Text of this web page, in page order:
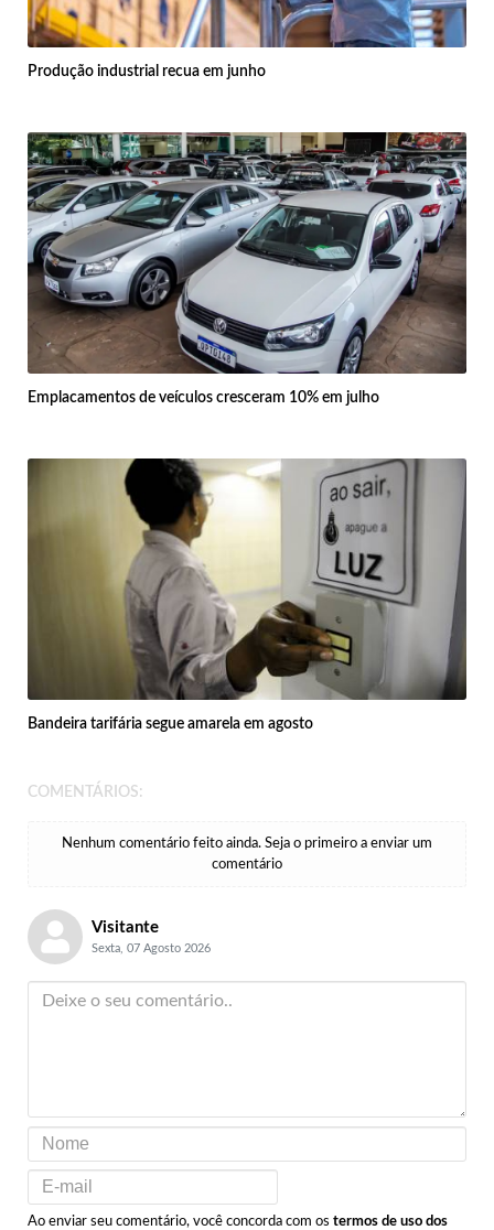
Produção industrial recua em junho
Emplacamentos de veículos cresceram 10% em julho
Bandeira tarifária segue amarela em agosto
COMENTÁRIOS:
Nenhum comentário feito ainda. Seja o primeiro a enviar um
comentário
Visitante
Sexta, 07 Agosto 2026
Ao enviar seu comentário, você concorda com os termos de uso dos